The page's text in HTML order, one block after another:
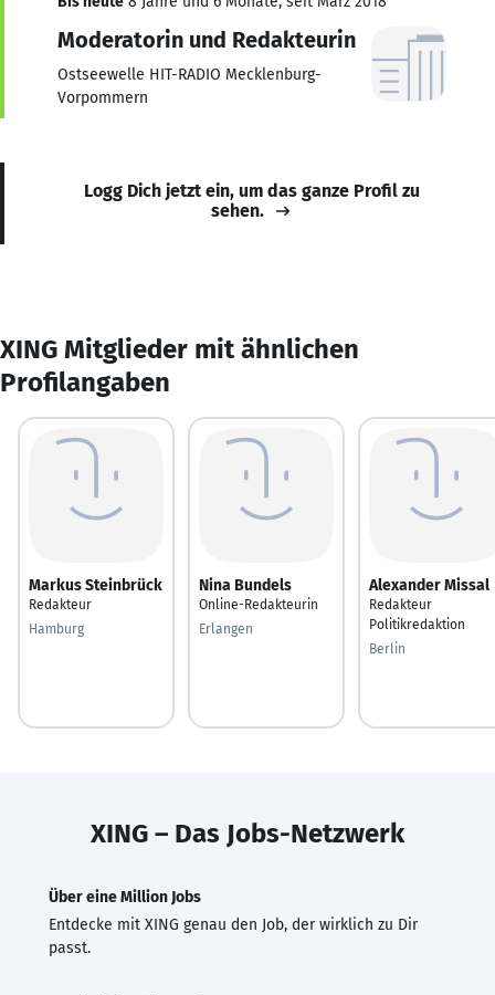
Moderatorin und Redakteurin
Ostseewelle HIT-RADIO Mecklenburg-
Vorpommern
Logg Dich jetzt ein, um das ganze Profil zu
sehen.
XING Mitglieder mit ähnlichen
Profilangaben
Markus Steinbrück
Redakteur
Hamburg
Nina Bundels
Online-Redakteurin
Erlangen
Alexander Missal
Redakteur
Politikredaktion
Berlin
XING – Das Jobs-Netzwerk
Über eine Million Jobs
Entdecke mit XING genau den Job, der wirklich zu Dir
passt.